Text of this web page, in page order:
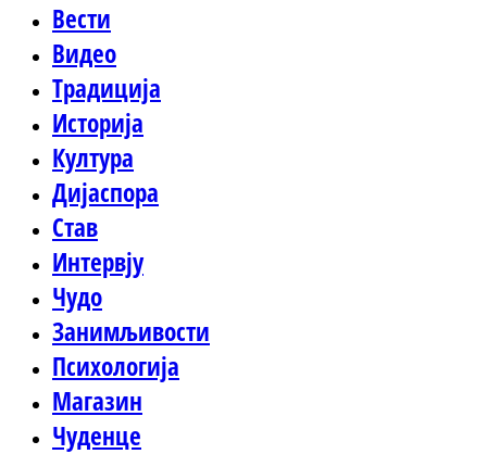
Вести
Видео
Традиција
Историја
Култура
Дијаспора
Став
Интервју
Чудо
Занимљивости
Психологија
Магазин
Чуденце